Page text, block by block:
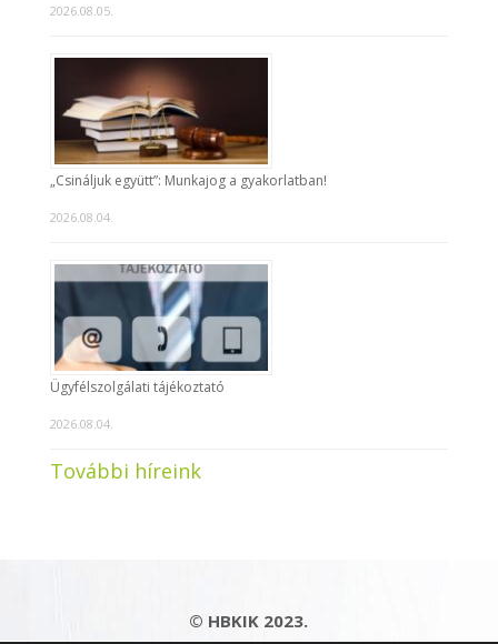
2026.08.05.
„Csináljuk együtt”: Munkajog a gyakorlatban!
2026.08.04.
Ügyfélszolgálati tájékoztató
2026.08.04.
További híreink
© HBKIK 2023.